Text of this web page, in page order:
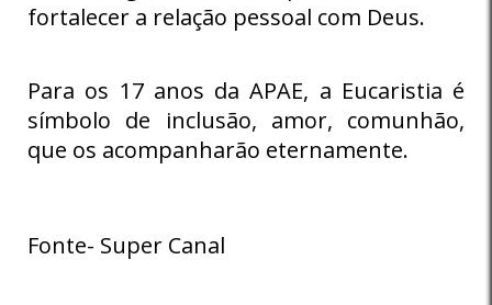
fortalecer a relação pessoal com Deus.
Para os 17 anos da APAE, a Eucaristia é
símbolo de inclusão, amor, comunhão,
que os acompanharão eternamente.
Fonte- Super Canal